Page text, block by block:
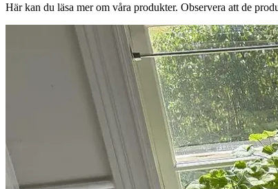
Här kan du läsa mer om våra produkter. Observera att de